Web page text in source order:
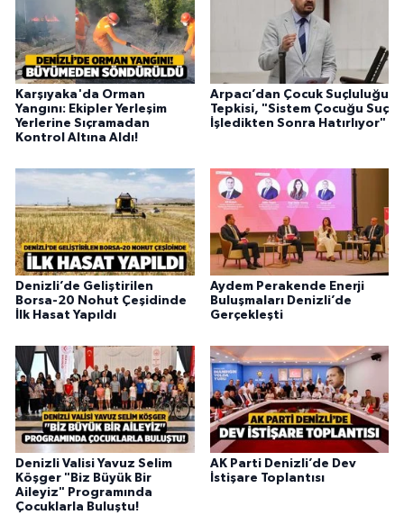
Karşıyaka'da Orman
Yangını: Ekipler Yerleşim
Yerlerine Sıçramadan
Kontrol Altına Aldı!
Arpacı’dan Çocuk Suçluluğu
Tepkisi, "Sistem Çocuğu Suç
İşledikten Sonra Hatırlıyor"
Denizli’de Geliştirilen
Borsa-20 Nohut Çeşidinde
İlk Hasat Yapıldı
Aydem Perakende Enerji
Buluşmaları Denizli’de
Gerçekleşti
Denizli Valisi Yavuz Selim
Köşger "Biz Büyük Bir
Aileyiz" Programında
Çocuklarla Buluştu!
AK Parti Denizli’de Dev
İstişare Toplantısı